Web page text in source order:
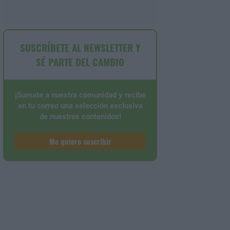
SUSCRÍBETE AL NEWSLETTER Y
SÉ PARTE DEL CAMBIO
¡Sumate a nuestra comunidad y recibe
en tu correo una selección exclusiva
de nuestros contenidos!
Me quiero suscribir